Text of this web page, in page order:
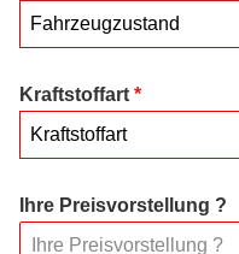
Fahrzeugzustand
Kraftstoffart *
Kraftstoffart
Ihre Preisvorstellung ?